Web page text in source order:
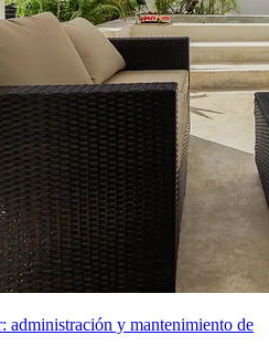
administración y mantenimiento de